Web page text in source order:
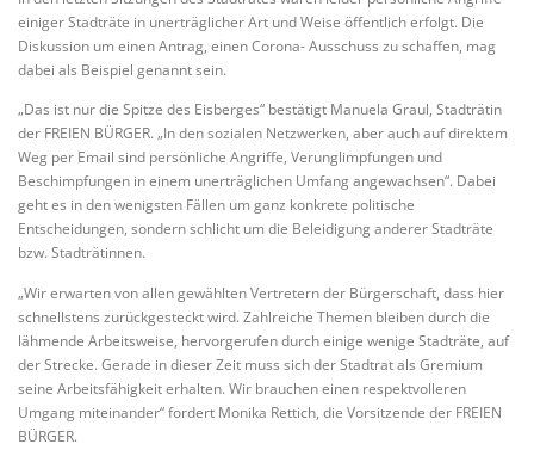
einiger Stadträte in unerträglicher Art und Weise öffentlich erfolgt. Die
Diskussion um einen Antrag, einen Corona- Ausschuss zu schaffen, mag
dabei als Beispiel genannt sein.
„Das ist nur die Spitze des Eisberges“ bestätigt Manuela Graul, Stadträtin
der FREIEN BÜRGER. „In den sozialen Netzwerken, aber auch auf direktem
Weg per Email sind persönliche Angriffe, Verunglimpfungen und
Beschimpfungen in einem unerträglichen Umfang angewachsen“. Dabei
geht es in den wenigsten Fällen um ganz konkrete politische
Entscheidungen, sondern schlicht um die Beleidigung anderer Stadträte
bzw. Stadträtinnen.
„Wir erwarten von allen gewählten Vertretern der Bürgerschaft, dass hier
schnellstens zurückgesteckt wird. Zahlreiche Themen bleiben durch die
lähmende Arbeitsweise, hervorgerufen durch einige wenige Stadträte, auf
der Strecke. Gerade in dieser Zeit muss sich der Stadtrat als Gremium
seine Arbeitsfähigkeit erhalten. Wir brauchen einen respektvolleren
Umgang miteinander“ fordert Monika Rettich, die Vorsitzende der FREIEN
BÜRGER.